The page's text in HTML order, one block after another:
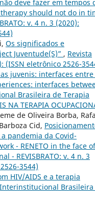
deve fazer em tempos
should not do in
v. 4 n. 3 (2020):
Os significados e
Juventude(S)” , Revista
(ISSN eletrônico 2526-
juvenis: interfaces entre
interfaces
Brasileira de Terapia
NA TERAPIA
de Oliveira Borba,
Cid,
pandemia da Covid-
- RENETO in the face of
- REVISBRATO: v. 4 n. 3
3544)
HIV/AIDS e a terapia
Brasileira